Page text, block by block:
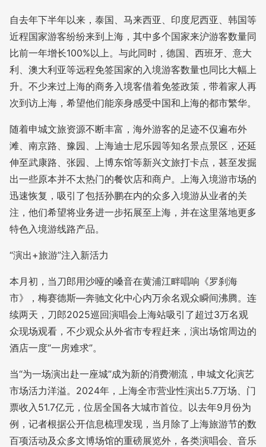
自去年下半年以来，泰国、马来西亚、印度尼西亚、韩国等
近程国家游客纷纷来到上海，其中多个国家来沪游客数量同
比前一年增长100%以上。与此同时，德国、西班牙、意大
利、澳大利亚等远程免签国家的入境游客数量也同比大幅上
升。不少来过上海的商务入境客借着免签政策，带着家人再
次到访上海，希望他们能亲身感受中国和上海的都市繁华。
随着申城文旅资源不断丰富，海外游客的足迹不仅遍布外
滩、南京路、豫园、上海迪士尼乐园等知名景点景区，还延
伸至武康路、张园、上博东馆等新兴文旅打卡点，甚至发掘
出一些原本并不太热门的餐饮店和商户。上海入境游市场的
迅速恢复，吸引了包括孙鹏在内的众多入境游从业者的关
注，他们希望将业务进一步拓展至上海，并在这里落地更多
特色入境游线路产品。
“演出+旅游”注入新活力
本月初，当刀郎用沙哑的嗓音在黄浦江畔唱响《罗刹海
市》，梅赛德斯—奔驰文化中心内万余名观众瞬间沸腾。连
续两天，刀郎2025巡回演唱会上海站吸引了超过3万名观
众现场观看，不少观众从外省市专程赶来，演出场馆周边的
酒店一度“一房难求”。
当“为一场演出赴一座城”成为新的消费潮流，申城文化演艺
市场活力洋溢。2024年，上海全市营业性演出5.7万场、门
票收入51.7亿元，位居全国各大城市首位。以去年9月份为
例，记者根据公开信息梳理发现，当月除了上海旅游节的数
百项活动及众多文博场馆的重磅展览外，各类演唱会、音乐